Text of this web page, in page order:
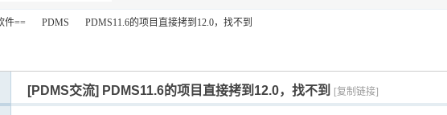
搜
索
油气储运
件== PDMS
›
PDMS11.6的项目直接拷到12.0，找不到
[PDMS交流] PDMS11.6的项目直接拷到12.0，找不到 [复制链接]